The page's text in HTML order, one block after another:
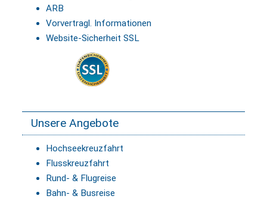
ARB
Vorvertragl. Informationen
Website-Sicherheit SSL
Unsere Angebote
Hochseekreuzfahrt
Flusskreuzfahrt
Rund- & Flugreise
Bahn- & Busreise